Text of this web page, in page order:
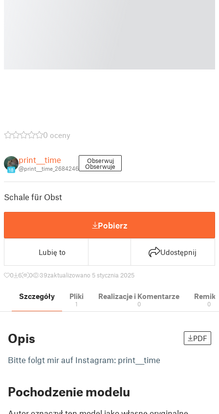
0 oceny
18
print___time
@print___time_2684246
Obserwuj
Obserwuje
Schale für Obst
Pobierz
Lubię to Udostępnij
0 6 0 39zaktualizowano 5 stycznia 2025
Szczegóły Pliki
1
Realizacje i Komentarze
0 0
Opis PDF
Bitte folgt mir auf Instagram: print___time
Pochodzenie modelu